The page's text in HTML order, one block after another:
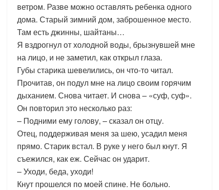
ветром. Разве можно оставлять ребенка одного
дома. Старый зимний дом, заброшенное место.
Там есть джинны, шайтаны…
Я вздрогнул от холодной воды, брызнувшей мне
на лицо, и не заметил, как открыл глаза.
Губы старика шевелились, он что-то читал.
Прочитав, он подул мне на лицо своим горячим
дыханием. Снова читает. И снова – «суф, суф».
Он повторил это несколько раз:
– Подними ему голову, – сказал он отцу.
Отец, поддерживая меня за шею, усадил меня
прямо. Старик встал. В руке у него был кнут. Я
съежился, как еж. Сейчас он ударит.
– Уходи, беда, уходи!
Кнут прошелся по моей спине. Не больно.